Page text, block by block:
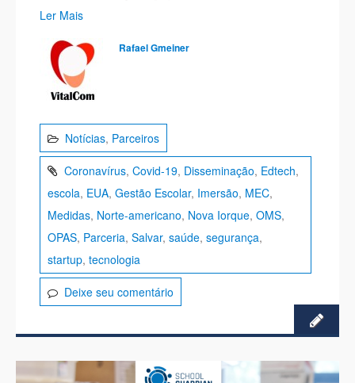
Ler Mais
Rafael Gmeiner
Notícias, Parceiros
Coronavírus,Covid-19, Disseminação, Edtech,
escola, EUA,Gestão Escolar, Imersão, MEC,
Medidas, Norte-americano, Nova Iorque,OMS,
OPAS, Parceria,Salvar,saúde,segurança,
startup,tecnologia
Deixe seu comentário